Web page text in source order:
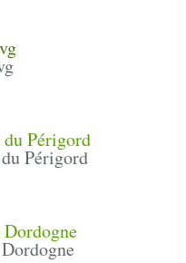
Périgord